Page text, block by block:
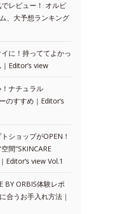
レビュー！ オルビ
、大予想ランキング
に！持っててよかっ
Editor’s view
ナチュラル
のすすめ｜Editor’s
ショップがOPEN！
間“SKINCARE
Editor’s view Vol.1
BY ORBIS体験レポ
合うお手入れ方法｜